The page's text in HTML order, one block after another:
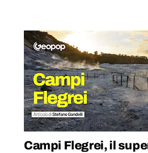
Campi Flegrei, il